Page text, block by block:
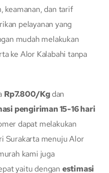
keamanan, dan tarif
pelayanan yang
mudah melakukan
ke Alor Kalabahi tanpa
Rp7.800/Kgdan
pengiriman 15-16 hari
dapat melakukan
Surakarta menuju Alor
kami juga
yaitu dengan estimasi